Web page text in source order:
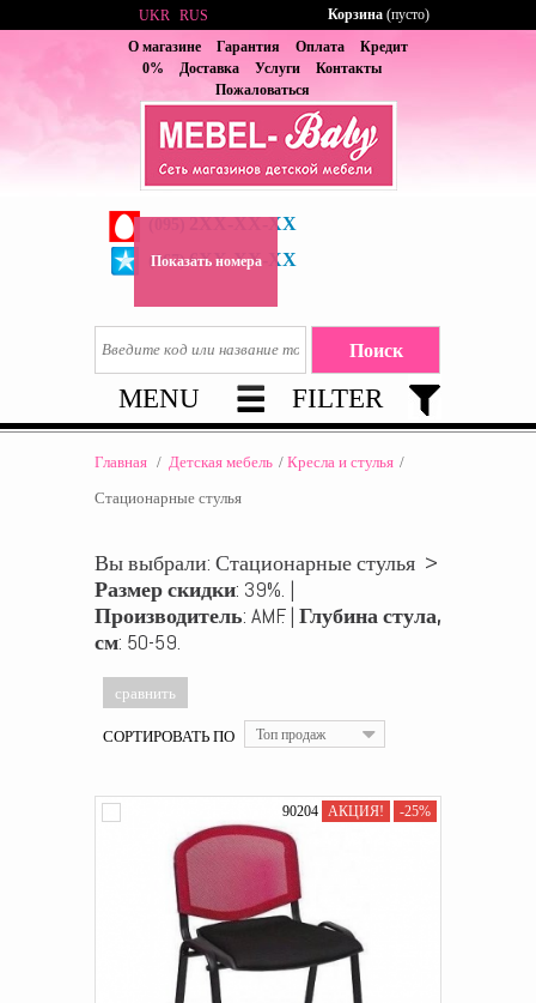
О магазине Гарантия Оплата
Кредит
0%
Доставка Услуги
Контакты
Пожаловаться
2XX-XX-XX
(067) 6XX-XX-XX
Показать номера
UKR RUS Корзина (пусто)
MENU FILTER
Главная / Детская мебель / Кресла и стулья /
Стационарные стулья
Вы выбрали: Стационарные стулья >
Размер скидки: 39%. |
Производитель: AMF. | Глубина стула,
см: 50-59.
СОРТИРОВАТЬ ПО Топ продаж
90204 АКЦИЯ! -25%